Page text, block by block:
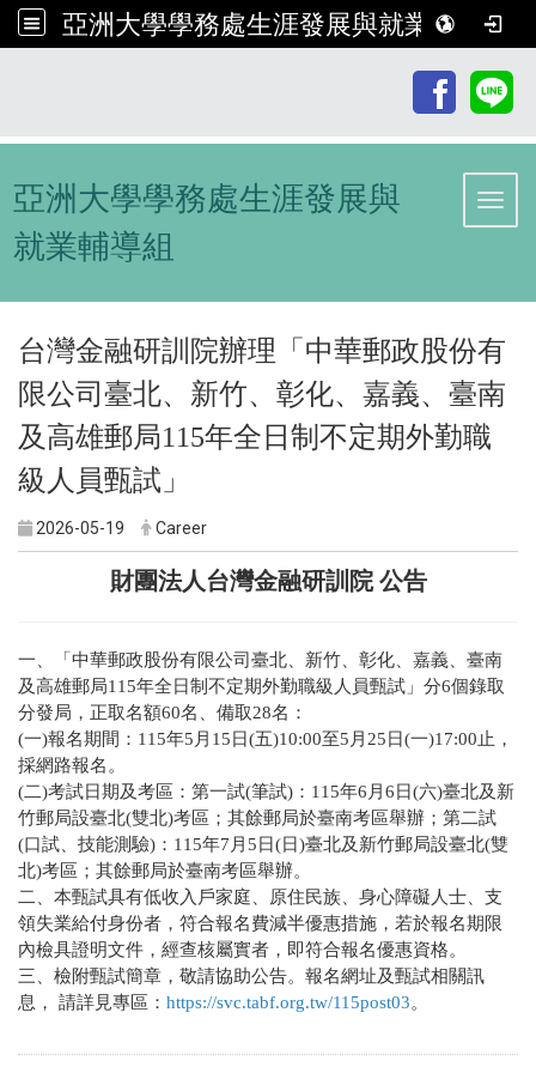
亞洲大學學務處生涯發展與就業輔導組
亞洲大學學務處生涯發展與
就業輔導組
台灣金融研訓院辦理「中華郵政股份有
限公司臺北、新竹、彰化、嘉義、臺南
及高雄郵局115年全日制不定期外勤職
級人員甄試」
2026-05-19 Career
財團法人台灣金融研訓院 公告
一、「中華郵政股份有限公司臺北、新竹、彰化、嘉義、臺南
及高雄郵局115年全日制不定期外勤職級人員甄試」分6個錄取
分發局，正取名額60名、備取28名：
(一)報名期間：115年5月15日(五)10:00至5月25日(一)17:00止，
採網路報名。
(二)考試日期及考區：第一試(筆試)：115年6月6日(六)臺北及新
竹郵局設臺北(雙北)考區；其餘郵局於臺南考區舉辦；第二試
(口試、技能測驗)：115年7月5日(日)臺北及新竹郵局設臺北(雙
北)考區；其餘郵局於臺南考區舉辦。
二、本甄試具有低收入戶家庭、原住民族、身心障礙人士、支
領失業給付身份者，符合報名費減半優惠措施，若於報名期限
內檢具證明文件，經查核屬實者，即符合報名優惠資格。
三、檢附甄試簡章，敬請協助公告。報名網址及甄試相關訊
息， 請詳見專區： https://svc.tabf.org.tw/115post03。